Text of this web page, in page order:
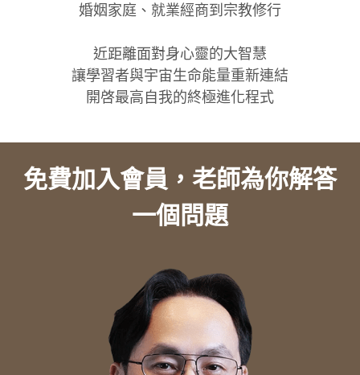
婚姻家庭、就業經商到宗教修行
近距離面對身心靈的大智慧
讓學習者與宇宙生命能量重新連結
開啓最高自我的終極進化程式
免費加入會員，老師為你解答
一個問題